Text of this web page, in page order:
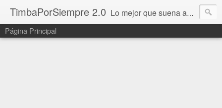
TimbaPorSiempre 2.0 Lo mejor que suena ahora!!!
Página Principal